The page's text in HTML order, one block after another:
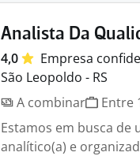
Analista Da
4,0 Empresa
São Leopoldo - RS
A combinar
Entre
Estamos em busca de
analítico(a) e